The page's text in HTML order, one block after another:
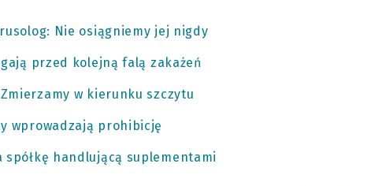
Nie osiągniemy jej nigdy
przed kolejną falą zakażeń
w kierunku szczytu
wprowadzają prohibicję
spółkę handlującą suplementami